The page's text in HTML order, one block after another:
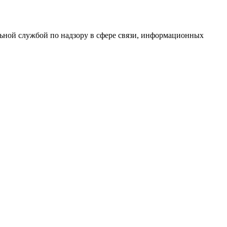
службой по надзору в сфере связи, информационных